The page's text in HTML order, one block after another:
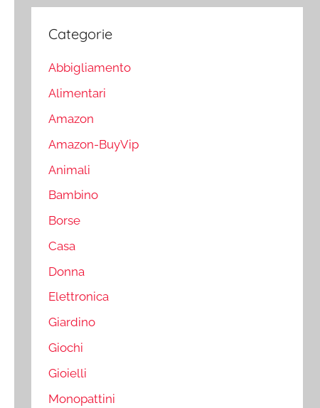
Categorie
Abbigliamento
Alimentari
Amazon
Amazon-BuyVip
Animali
Bambino
Borse
Casa
Donna
Elettronica
Giardino
Giochi
Gioielli
Monopattini